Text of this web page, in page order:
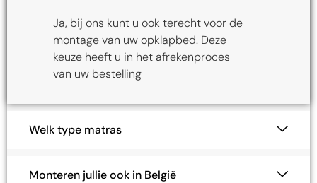
Ja, bij ons kunt u ook terecht voor de
montage van uw opklapbed. Deze
keuze heeft u in het afrekenproces
van uw bestelling
Welk type matras
Monteren jullie ook in België